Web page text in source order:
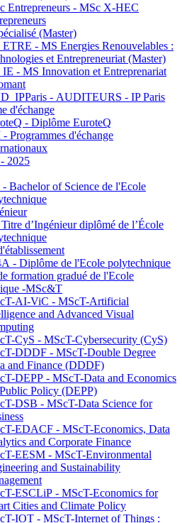
Entrepreneurs - MSc X-HEC
(Master)
- MS Energies Renouvelables :
et Entrepreneuriat (Master)
- MS Innovation et Entreprenariat
- AUDITEURS - IP Paris
d'échange
- Diplôme EuroteQ
- Programmes d'échange
2025
Bachelor of Science de l'Ecole
d’Ingénieur diplômé de l’École
- Diplôme de l'Ecole polytechnique
formation gradué de l'Ecole
-MSc&T
AI-ViC - MScT-Artificial
and Advanced Visual
CyS - MScT-Cybersecurity (CyS)
DDDF - MScT-Double Degree
and Finance (DDDF)
DEPP - MScT-Data and Economics
Policy (DEPP)
DSB - MScT-Data Science for
EDACF - MScT-Economics, Data
and Corporate Finance
EESM - MScT-Environmental
and Sustainability
ESCLiP - MScT-Economics for
Cities and Climate Policy
IOT - MScT-Internet of Things :